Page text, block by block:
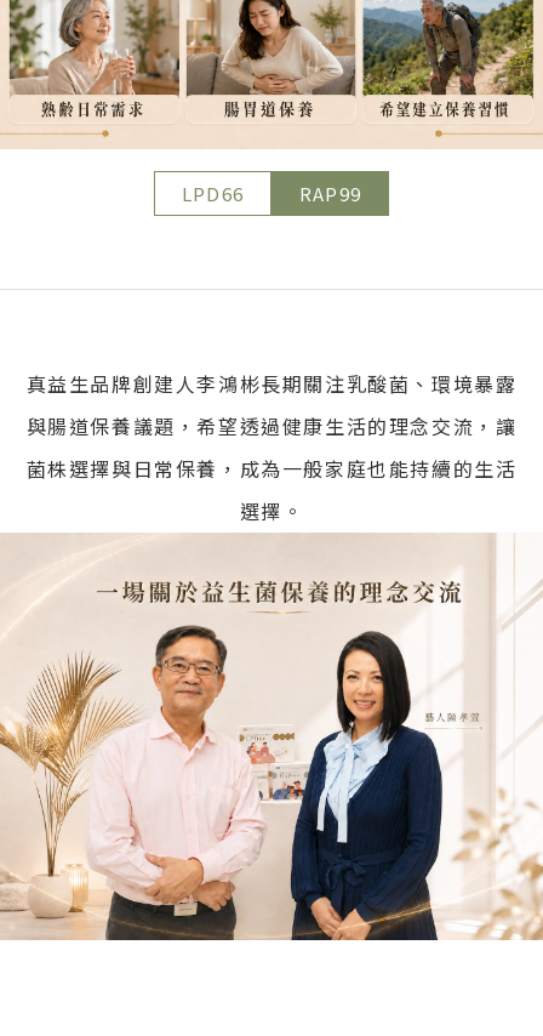
LPD66 RAP99
真益生品牌創建人李鴻彬長期關注乳酸菌、環境暴露
與腸道保養議題，希望透過健康生活的理念交流，讓
菌株選擇與日常保養，成為一般家庭也能持續的生活
選擇。